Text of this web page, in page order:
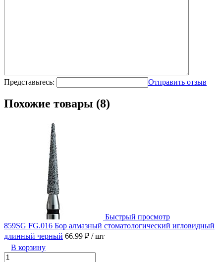
Представьтесь: Отправить отзыв
Похожие товары (8)
Быстрый просмотр
859SG FG.016 Бор алмазный стоматологический игловидный
длинный черный 66.99 ₽ / шт
В корзину